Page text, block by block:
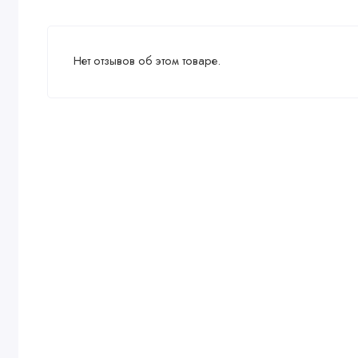
Нет отзывов об этом товаре.